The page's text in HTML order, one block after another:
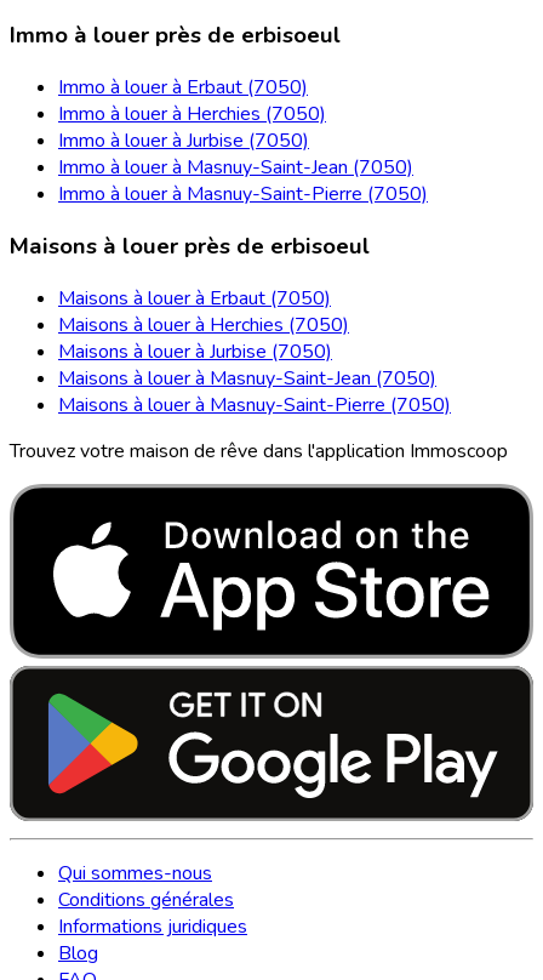
Immo à louer près de erbisoeul
Immo à louer à Erbaut (7050)
Immo à louer à Herchies (7050)
Immo à louer à Jurbise (7050)
Immo à louer à Masnuy-Saint-Jean (7050)
Immo à louer à Masnuy-Saint-Pierre (7050)
Maisons à louer près de erbisoeul
Maisons à louer à Erbaut (7050)
Maisons à louer à Herchies (7050)
Maisons à louer à Jurbise (7050)
Maisons à louer à Masnuy-Saint-Jean (7050)
Maisons à louer à Masnuy-Saint-Pierre (7050)
Trouvez votre maison de rêve dans l'application Immoscoop
Qui sommes-nous
Conditions générales
Informations juridiques
Blog